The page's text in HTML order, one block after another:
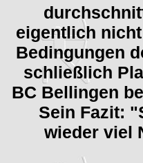
eigentlich
Bedingungen
schließlich
BC Bellingen
Sein Fazit:
wieder viel